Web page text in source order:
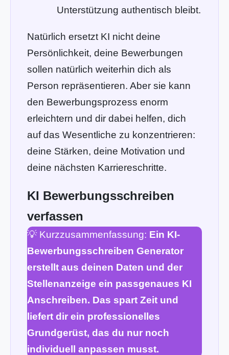
Unterstützung authentisch bleibt.
Natürlich ersetzt KI nicht deine
Persönlichkeit, deine Bewerbungen
sollen natürlich weiterhin dich als
Person repräsentieren. Aber sie kann
den Bewerbungsprozess enorm
erleichtern und dir dabei helfen, dich
auf das Wesentliche zu konzentrieren:
deine Stärken, deine Motivation und
deine nächsten Karriereschritte.
KI Bewerbungsschreiben
verfassen
💡 Kurzzusammenfassung: Ein KI-
Bewerbungsschreiben Generator
erstellt aus deinen Daten und der
Stellenanzeige ein passgenaues KI
Anschreiben. Das spart Zeit und
liefert dir ein professionelles
Grundgerüst, das du nur noch
individuell anpassen musst.